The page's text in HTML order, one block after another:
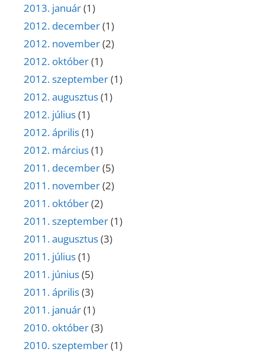
2013. január(1)
2012. december(1)
2012. november(2)
2012. október(1)
2012. szeptember(1)
2012. augusztus(1)
2012. július(1)
2012. április(1)
2012. március(1)
2011. december(5)
2011. november(2)
2011. október(2)
2011. szeptember(1)
2011. augusztus(3)
2011. július(1)
2011. június(5)
2011. április(3)
2011. január(1)
2010. október(3)
2010. szeptember(1)